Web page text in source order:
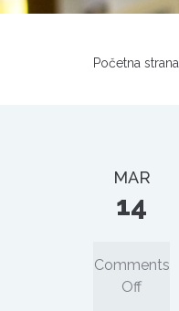
Početna strana
MAR
14
Comments
Offon